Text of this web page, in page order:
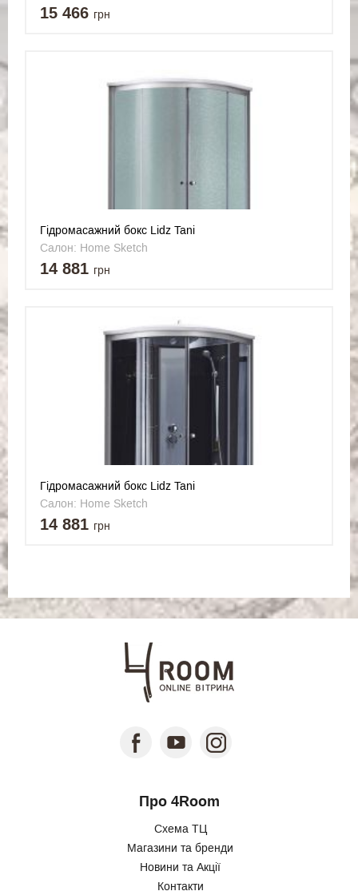
15 466 грн
Гідромасажний бокс Lidz Tani
SBM90x90.SAT.HIGH.FR, скло Frost 4 мм
Салон: Home Sketch
14 881 грн
Гідромасажний бокс Lidz Tani
SBM90x90.SAT.HIGH.GR, скло тоноване 4 мм
Салон: Home Sketch
14 881 грн
Про 4Room
Схема ТЦ
Магазини та бренди
Новини та Акції
Контакти